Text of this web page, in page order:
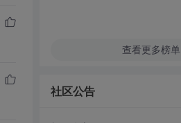
查看更多榜单
社区公告